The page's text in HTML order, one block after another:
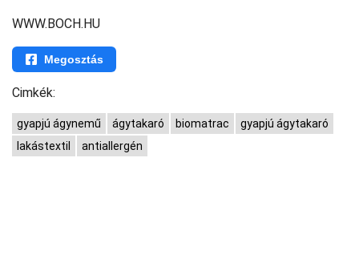
WWW.BOCH.HU
Megosztás
Cimkék:
gyapjú ágynemű ágytakaró biomatrac
gyapjú ágytakaró
lakástextil
antiallergén